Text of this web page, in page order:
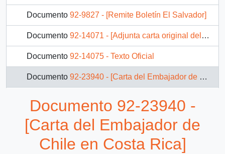
Documento 92-9827 - [Remite Boletín El Salvador]
Documento 92-14071 - [Adjunta carta original del Presidente Fernando Collor de Mello entregando sus saludos con motivo del otorgamiento del Premio "Instituto de las Américas para la Democracia y la Paz]
Documento 92-14075 - Texto Oficial
Documento 92-23940 - [Carta del Embajador de Chile en Costa Rica]
Documento 92-14199 - [Memorándum del Embajador de Chile en Alemania dirigido al Director de Contabilidad]
Documento 92-26757 - [Carta de Presidente de Rusia Boris Yeltsin al Presidente Patricio Aylwin]
Documento 92-23940 -
[Carta del Embajador de
Chile en Costa Rica]